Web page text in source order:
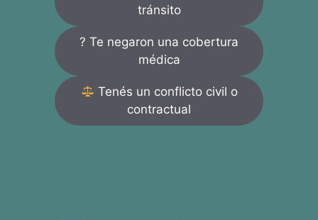
tránsito
? Te negaron una cobertura
médica
Tenés un conflicto civil o
contractual